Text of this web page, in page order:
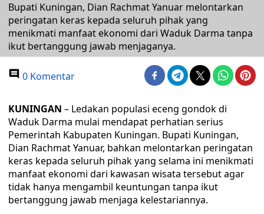
Bupati Kuningan, Dian Rachmat Yanuar melontarkan
peringatan keras kepada seluruh pihak yang
menikmati manfaat ekonomi dari Waduk Darma tanpa
ikut bertanggung jawab menjaganya.
0 Komentar
KUNINGAN – Ledakan populasi eceng gondok di
Waduk Darma mulai mendapat perhatian serius
Pemerintah Kabupaten Kuningan. Bupati Kuningan,
Dian Rachmat Yanuar, bahkan melontarkan peringatan
keras kepada seluruh pihak yang selama ini menikmati
manfaat ekonomi dari kawasan wisata tersebut agar
tidak hanya mengambil keuntungan tanpa ikut
bertanggung jawab menjaga kelestariannya.